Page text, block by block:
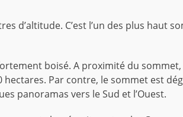
d’altitude. C’est l’un des plus haut
boisé. A proximité du
hectares. Par contre, le sommet est
panoramas vers le Sud et l’Ouest.